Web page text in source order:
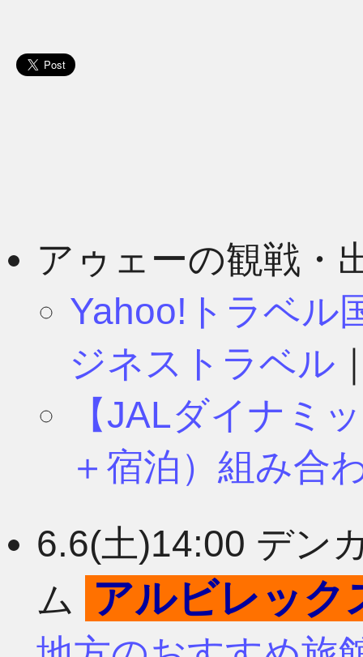
アゥェーの観戦・
Yahoo!トラベル
ジネストラベル
【JALダイナミ
＋宿泊）組み合
6.6(土)14:00 デン
ム
アルビレック